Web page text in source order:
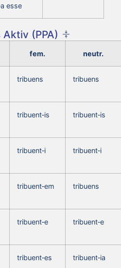
esse
(PPA)
fem. neutr.
tribuens tribuens
tribuent‑is tribuent‑is
tribuent‑i tribuent‑i
tribuent‑em tribuens
tribuent‑e tribuent‑e
tribuent‑es tribuent‑ia